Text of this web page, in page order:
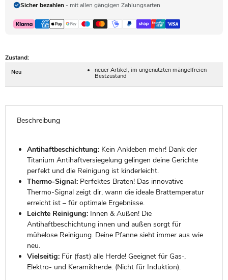
Sicher bezahlen - mit allen gängigen Zahlungsarten
Zustand:
Neu
neuer Artikel, im ungenutzten mängelfreien
Bestzustand
Beschreibung
Antihaftbeschichtung:Kein Ankleben mehr! Dank der
Titanium Antihaftversiegelung gelingen deine Gerichte
perfekt und die Reinigung ist kinderleicht.
Thermo-Signal:Perfektes Braten! Das innovative
Thermo-Signal zeigt dir, wann die ideale Brattemperatur
erreicht ist – für optimale Ergebnisse.
Leichte Reinigung:Innen & Außen! Die
Antihaftbeschichtung innen und außen sorgt für
mühelose Reinigung. Deine Pfanne sieht immer aus wie
neu.
Vielseitig:Für (fast) alle Herde! Geeignet für Gas-,
Elektro- und Keramikherde. (Nicht für Induktion).